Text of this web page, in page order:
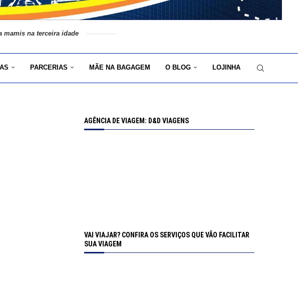
mamis na terceira idade
PARCERIAS MÃE NA BAGAGEM O BLOG LOJINHA
AGÊNCIA DE VIAGEM: D&D VIAGENS
VAI VIAJAR? CONFIRA OS SERVIÇOS QUE VÃO FACILITAR
SUA VIAGEM